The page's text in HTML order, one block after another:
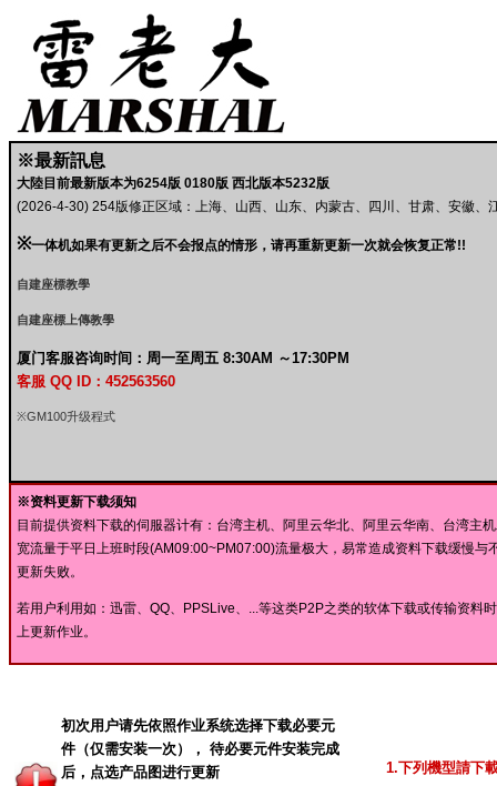
※最新訊息
大陸目前最新版本为6254版 0180版 西北版本5232版
(2026-4-30) 254版修正区域：上海、山西、山东、内蒙古、四川、甘肃、安徽
※一体机如果有更新之后不会报点的情形，请再重新更新一次就会恢复正常!!
自建座標教學
自建座標上傳教學
厦门客服咨询时间：周一至周五 8:30AM ～17:30PM
客服 QQ ID：452563560
※GM100升级程式
※资料更新下载须知
目前提供资料下载的伺服器计有：台湾主机、阿里云华北、阿里云华南、台湾
宽流量于平日上班时段(AM09:00~PM07:00)流量极大，易常造成资料下载缓慢
更新失败。
若用户利用如：迅雷、QQ、PPSLive、...等这类P2P之类的软体下载或传输资
上更新作业。
初次用户请先依照作业系统选择下载必要元
件（仅需安装一次）， 待必要元件安装完成
后，点选产品图进行更新
1.下列機型請下